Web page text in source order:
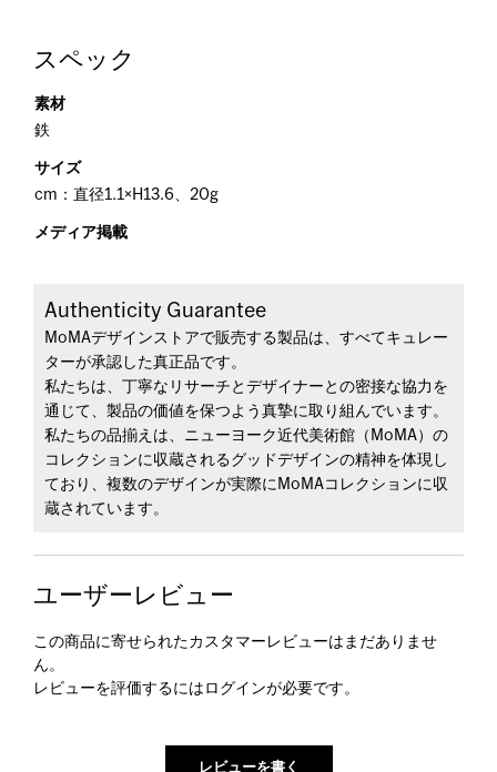
スペック
素材
鉄
サイズ
cm：直径1.1×H13.6、20g
メディア掲載
Authenticity Guarantee
MoMAデザインストアで販売する製品は、すべてキュレー
ターが承認した真正品です。
私たちは、丁寧なリサーチとデザイナーとの密接な協力を
通じて、製品の価値を保つよう真摯に取り組んでいます。
私たちの品揃えは、ニューヨーク近代美術館（MoMA）の
コレクションに収蔵されるグッドデザインの精神を体現し
ており、複数のデザインが実際にMoMAコレクションに収
蔵されています。
ユーザーレビュー
この商品に寄せられたカスタマーレビューはまだありませ
ん。
レビューを評価するには ログインが必要です。